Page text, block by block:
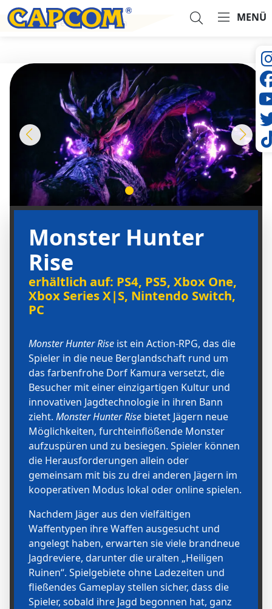
MENÜ
Offizielle Website besuchen
Monster Hunter
Rise
erhältlich auf: PS4, PS5, Xbox One,
Xbox Series X|S, Nintendo Switch,
PC
Monster Hunter Rise ist ein Action-RPG, das die
Spieler in die neue Berglandschaft rund um
das farbenfrohe Dorf Kamura versetzt, die
Besucher mit einer einzigartigen Kultur und
innovativen Jagdtechnologie in ihren Bann
zieht. Monster Hunter Rise bietet Jägern neue
Möglichkeiten, furchteinflößende Monster
aufzuspüren und zu besiegen. Spieler können
die Herausforderungen allein oder
gemeinsam mit bis zu drei anderen Jägern im
kooperativen Modus lokal oder online spielen.
Nachdem Jäger aus den vielfältigen
Waffentypen ihre Waffen ausgesucht und
angelegt haben, erwarten sie viele brandneue
Jagdreviere, darunter die uralten „Heiligen
Ruinen“. Spielgebiete ohne Ladezeiten und
fließendes Gameplay stellen sicher, dass die
Spieler, sobald ihre Jagd begonnen hat, ganz